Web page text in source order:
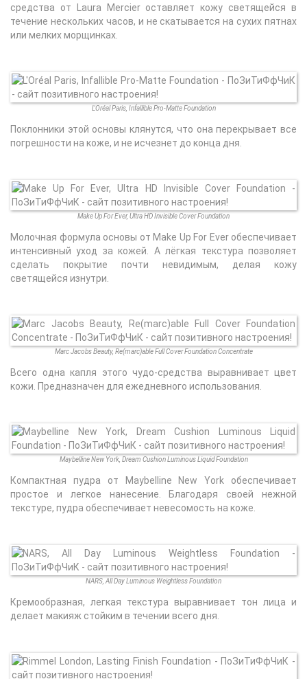
средства от Laura Mercier оставляет кожу светящейся в
течение нескольких часов, и не скатывается на сухих пятнах
или мелких морщинках.
L'Oréal Paris, Infallible Pro-Matte Foundation
Поклонники этой основы клянутся, что она перекрывает все
погрешности на коже, и не исчезнет до конца дня.
Make Up For Ever, Ultra HD Invisible Cover Foundation
Молочная формула основы от Make Up For Ever обеспечивает
интенсивный уход за кожей. А лёгкая текстура позволяет
сделать покрытие почти невидимым, делая кожу
светящейся изнутри.
Marc Jacobs Beauty, Re(marc)able Full Cover Foundation Concentrate
Всего одна капля этого чудо-средства выравнивает цвет
кожи. Предназначен для ежедневного использования.
Maybelline New York, Dream Cushion Luminous Liquid Foundation
Компактная пудра от Maybelline New York обеспечивает
простое и легкое нанесение. Благодаря своей нежной
текстуре, пудра обеспечивает невесомость на коже.
NARS, All Day Luminous Weightless Foundation
Кремообразная, легкая текстура выравнивает тон лица и
делает макияж стойким в течении всего дня.